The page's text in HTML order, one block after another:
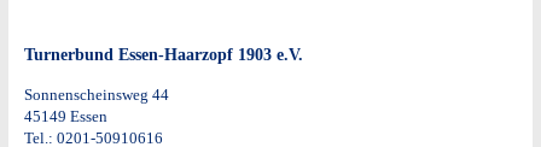
Turnerbund Essen-Haarzopf 1903 e.V.
Sonnenscheinsweg 44
45149 Essen
Tel.: 0201-50910616